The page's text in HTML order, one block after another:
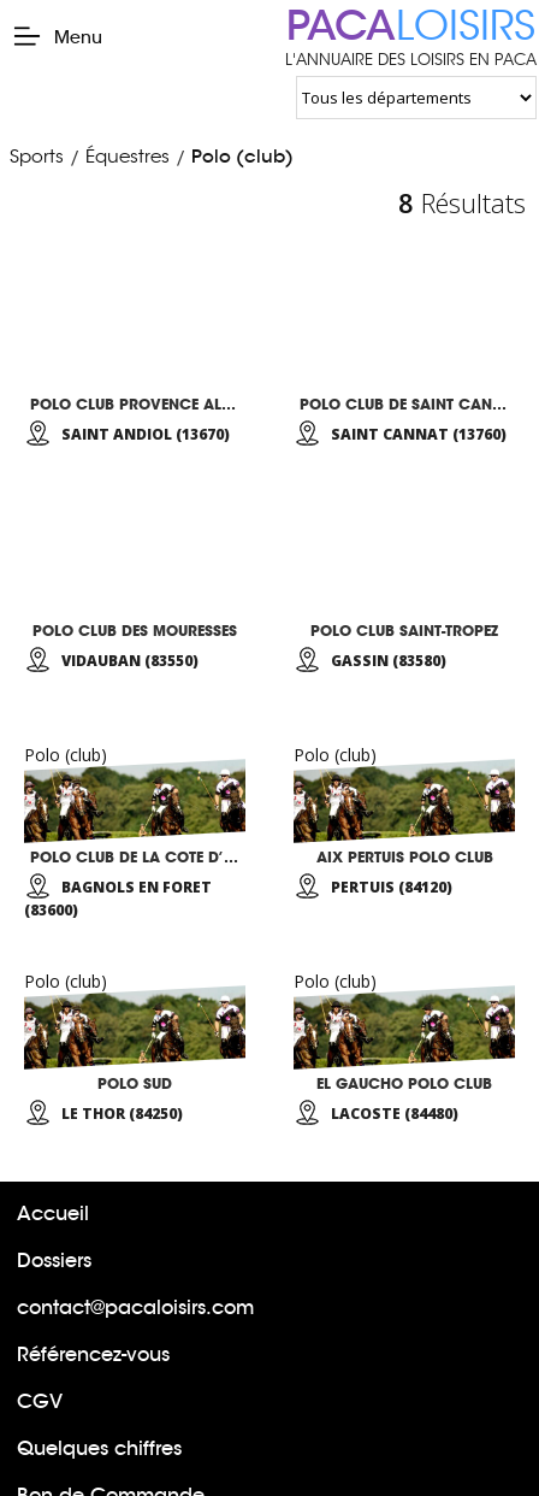
Menu PACALOISIRS
L'ANNUAIRE DES LOISIRS EN PACA
Sports / Équestres / Polo (club)
8 Résultats
POLO CLUB PROVENCE ALPILLES
SAINT ANDIOL (13670)
POLO CLUB DE SAINT CANNAT
SAINT CANNAT (13760)
POLO CLUB DES MOURESSES
VIDAUBAN (83550)
POLO CLUB SAINT-TROPEZ
GASSIN (83580)
Polo (club)
POLO CLUB DE LA COTE D’AZUR
BAGNOLS EN FORET
(83600)
Polo (club)
AIX PERTUIS POLO CLUB
PERTUIS (84120)
Polo (club)
POLO SUD
LE THOR (84250)
Polo (club)
EL GAUCHO POLO CLUB
LACOSTE (84480)
Accueil
Dossiers
contact@pacaloisirs.com
Référencez-vous
CGV
Quelques chiffres